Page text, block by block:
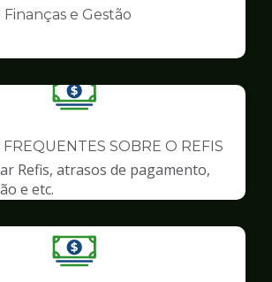
pagina
e Gestão
Ilustração
pagina
Finanças
SOBRE O REFIS
Refis, atrasos de pagamento,
e etc.
Ilustração